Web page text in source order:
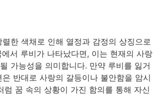
한 색채로 인해 열정과 감정의 상징으로
서 루비가 나타났다면, 이는 현재의 사랑
가능성을 의미합니다. 만약 루비를 잃거
반대로 사랑의 갈등이나 불안함을 암시
럼 꿈 속의 상황이 가진 함의를 통해 자신